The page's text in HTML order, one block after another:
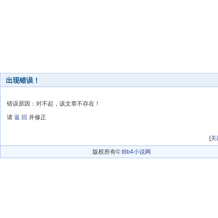
出现错误！
错误原因：对不起，该文章不存在！
请 返 回 并修正
[关
版权所有© t8b4小说网